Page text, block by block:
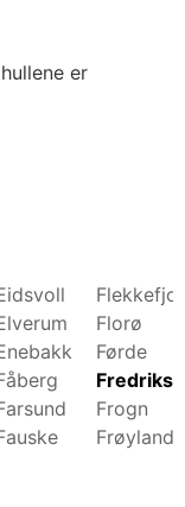
er
Florø
Førde
Frogn
Frøyland